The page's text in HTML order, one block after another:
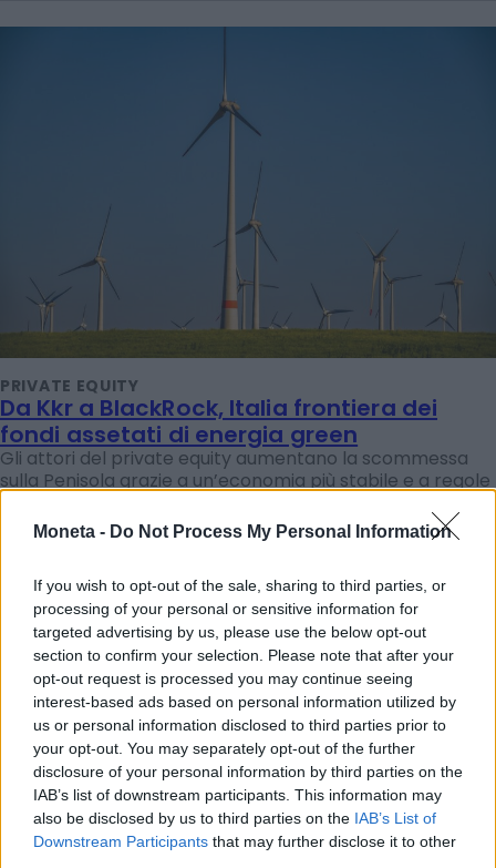
Moneta - Do Not Process My Personal Information
If you wish to opt-out of the sale, sharing to third parties, or
processing of your personal or sensitive information for
targeted advertising by us, please use the below opt-out
section to confirm your selection. Please note that after your
opt-out request is processed you may continue seeing
interest-based ads based on personal information utilized by
us or personal information disclosed to third parties prior to
your opt-out. You may separately opt-out of the further
disclosure of your personal information by third parties on the
IAB’s list of downstream participants. This information may
also be disclosed by us to third parties on the IAB’s List of
Downstream Participants that may further disclose it to other
PRIVATE EQUITY
Da Kkr a BlackRock, Italia frontiera dei
fondi assetati di energia green
Gli attori del private equity aumentano la scommessa
sulla Penisola grazie a un’economia più stabile e a regole
migliori. Eni è in pole ma tra i gruppi prescelti figurano
anche Enel, Terna, Saipem e Acea